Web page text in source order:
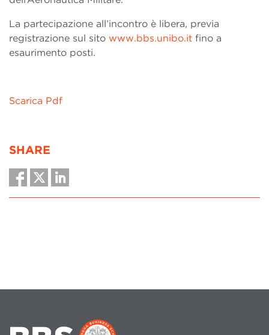
La partecipazione all’incontro è libera, previa
registrazione sul sito www.bbs.unibo.it fino a
esaurimento posti.
Scarica Pdf
SHARE